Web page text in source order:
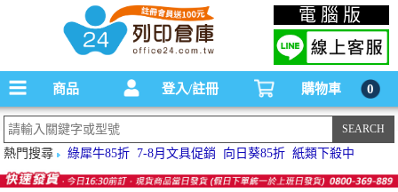
碳粉匣，墨水匣,原廠碳粉匣，副廠碳粉匣，環保碳粉匣,連續供墨印表機-office24列印
倉庫線上購物手機版
電腦版
商品 登入/註冊 購物車 0
熱門搜尋 綠犀牛85折 7-8月文具促銷 向日葵85折 紙類下殺中